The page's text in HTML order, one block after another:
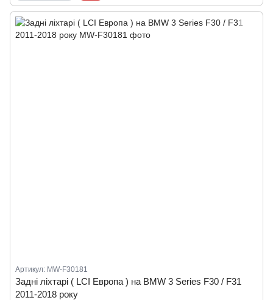
Артикул: MW-F30181
Задні ліхтарі ( LCI Европа ) на BMW 3 Series F30 / F31
2011-2018 року